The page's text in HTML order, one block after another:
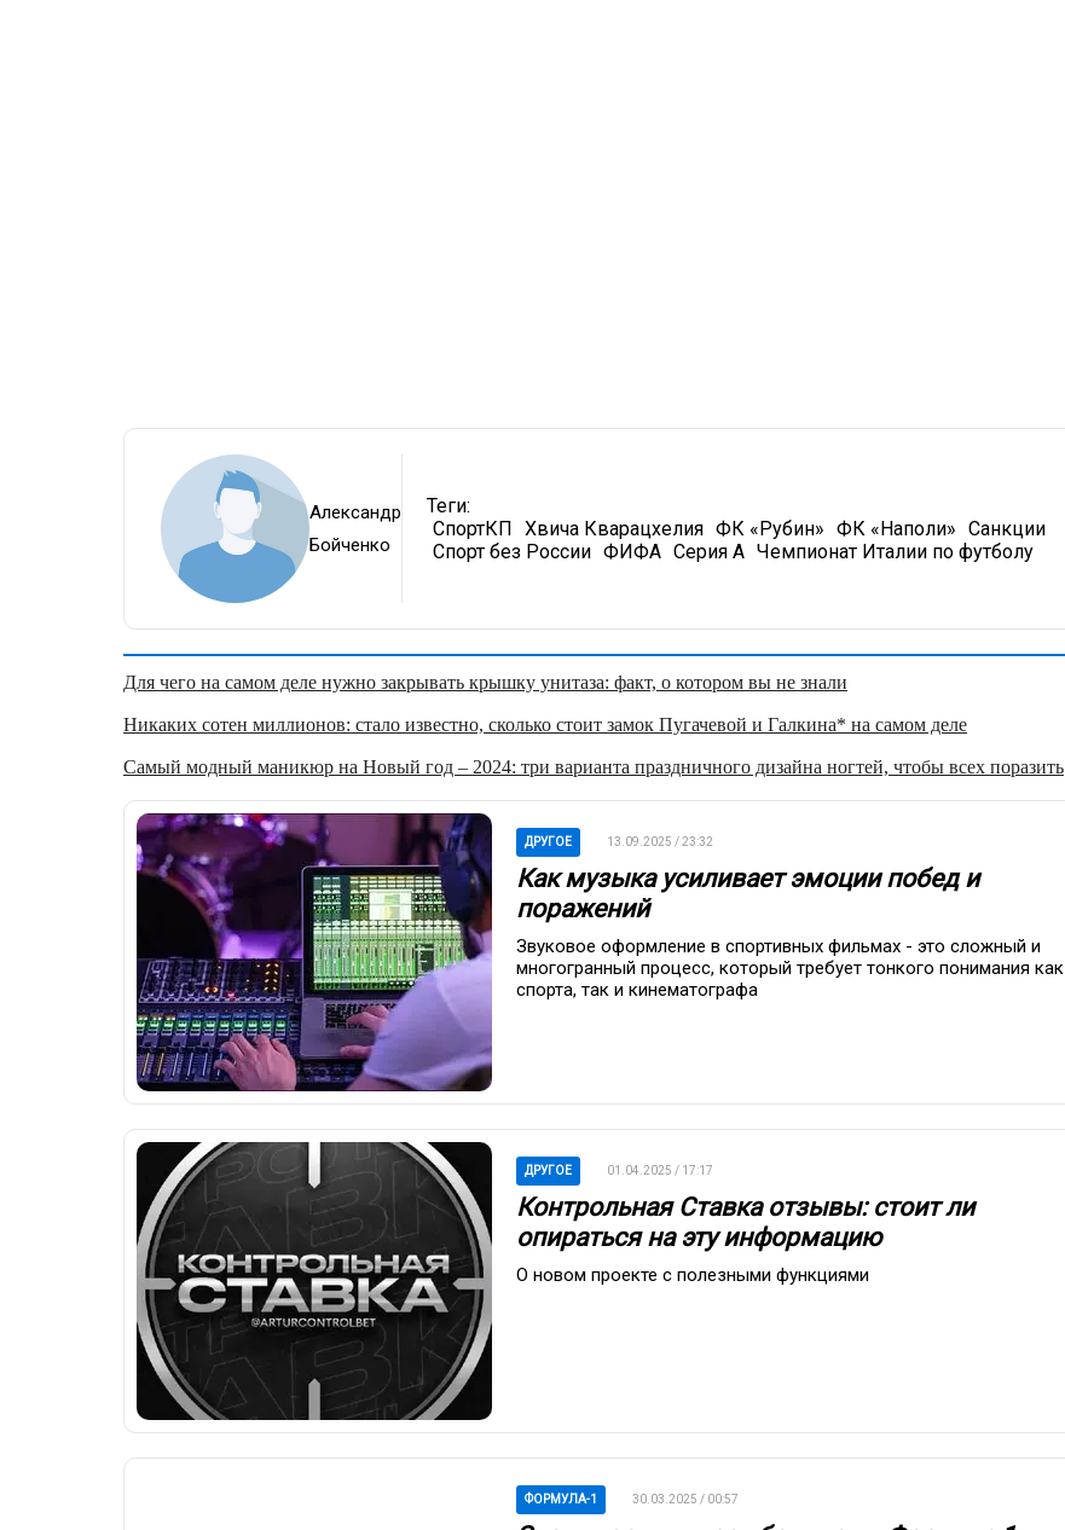
Александр
Бойченко
Теги:
СпортКП Хвича Кварацхелия ФК «Рубин» ФК «Наполи» Санкции
Спорт без России ФИФА Серия А Чемпионат Италии по футболу
Для чего на самом деле нужно закрывать крышку унитаза: факт, о котором вы не знали
Никаких сотен миллионов: стало известно, сколько стоит замок Пугачевой и Галкина* на самом деле
Самый модный маникюр на Новый год – 2024: три варианта праздничного дизайна ногтей, чтобы всех поразить
ДРУГОЕ 13.09.2025 / 23:32
Как музыка усиливает эмоции побед и
поражений
Звуковое оформление в спортивных фильмах - это сложный и
многогранный процесс, который требует тонкого понимания как
спорта, так и кинематографа
ДРУГОЕ 01.04.2025 / 17:17
Контрольная Ставка отзывы: стоит ли
опираться на эту информацию
О новом проекте с полезными функциями
ФОРМУЛА-1 30.03.2025 / 00:57